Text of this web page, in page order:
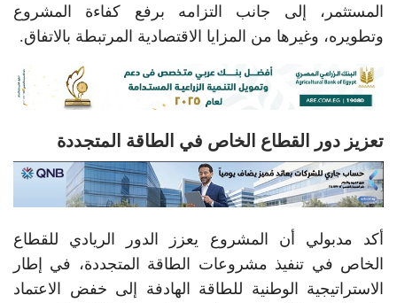
المستثمر، إلى جانب التزامه برفع كفاءة المشروع
وتطويره، وغيرها من المزايا الاقتصادية المرتبطة بالاتفاق.
تعزيز دور القطاع الخاص في الطاقة المتجددة
أكد مدبولي أن المشروع يعزز الدور الريادي للقطاع
الخاص في تنفيذ مشروعات الطاقة المتجددة، في إطار
الاستراتيجية الوطنية للطاقة الهادفة إلى خفض الاعتماد